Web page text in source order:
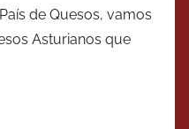
de Quesos, vamos
Asturianos que